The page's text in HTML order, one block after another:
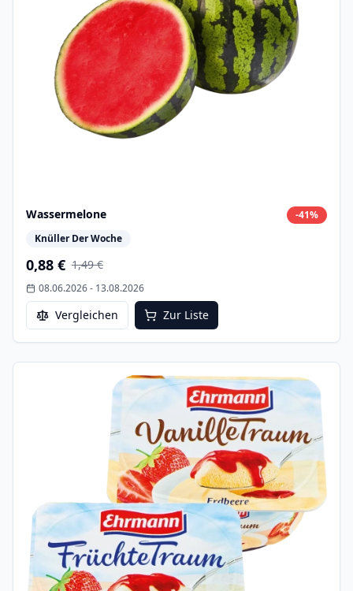
Wassermelone -41%
Knüller Der Woche
0,88 € 1,49 €
08.06.2026- 13.08.2026
Vergleichen Zur Liste